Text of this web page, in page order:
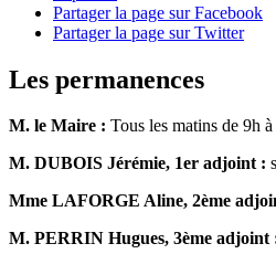
Partager la page sur Facebook
Partager la page sur Twitter
Les permanences
M. le Maire : Tous les matins de 9h
M. DUBOIS Jérémie, 1er adjoint :
Mme LAFORGE Aline, 2ème
M. PERRIN Hugues, 3ème adjoint